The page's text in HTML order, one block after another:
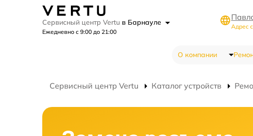
Сервисный центр Vertu в Барнауле
Ежедневно с 9:00 до 21:00
Адрес
О компании
Сервисный центр Vertu Каталог устройств